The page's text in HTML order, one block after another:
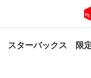
スターバックス 限